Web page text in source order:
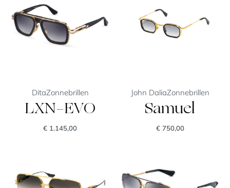
DitaZonnebrillen
LXN-EVO
€ 1.145,00
John DaliaZonnebrillen
Samuel
€750,00